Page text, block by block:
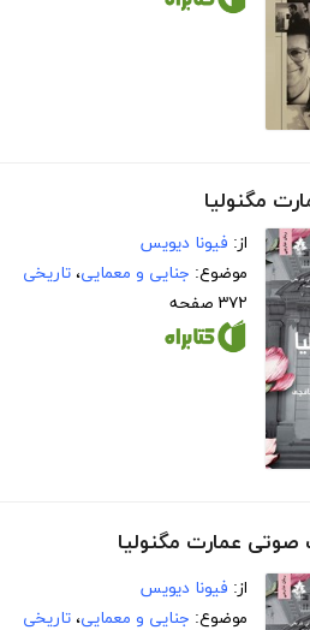
مگنولیا
از: فیونا دیویس
موضوع: جنایی و معمایی، تاریخی
۳۷۲ صفحه
صوتی عمارت مگنولیا
از: فیونا دیویس
موضوع: جنایی و معمایی، تاریخی